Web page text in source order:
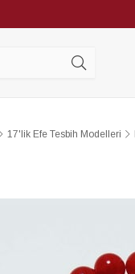
17'lik Efe Tesbih Modelleri